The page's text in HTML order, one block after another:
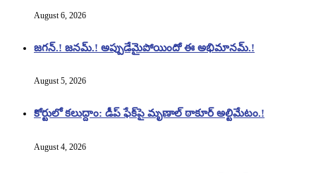
August 6, 2026
జగన్.! జనమ్.! అప్పుడేమైపోయిందో ఈ అభిమానమ్.!
August 5, 2026
కోర్టులో కలుద్దాం: డీప్ ఫేక్‌పై మృణాల్ ఠాకూర్ అల్టిమేటం.!
August 4, 2026